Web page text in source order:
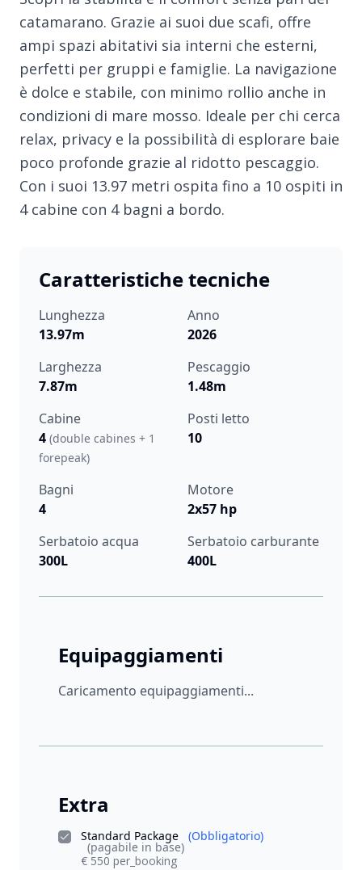
catamarano. Grazie ai suoi due scafi, offre
ampi spazi abitativi sia interni che esterni,
perfetti per gruppi e famiglie. La navigazione
è dolce e stabile, con minimo rollio anche in
condizioni di mare mosso. Ideale per chi cerca
relax, privacy e la possibilità di esplorare baie
poco profonde grazie al ridotto pescaggio.
Con i suoi 13.97 metri ospita fino a 10 ospiti in
4 cabine con 4 bagni a bordo.
Caratteristiche tecniche
Lunghezza
13.97m
Anno
2026
Larghezza
7.87m
Pescaggio
1.48m
Cabine
4 (double cabines + 1
forepeak)
Posti letto
10
Bagni
4
Motore
2x57 hp
Serbatoio acqua
300L
Serbatoio carburante
400L
Equipaggiamenti
Caricamento equipaggiamenti...
Extra
Standard Package (Obbligatorio)
(pagabile in base)
€ 550 per_booking